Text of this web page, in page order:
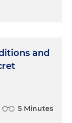
and
5 Minutes